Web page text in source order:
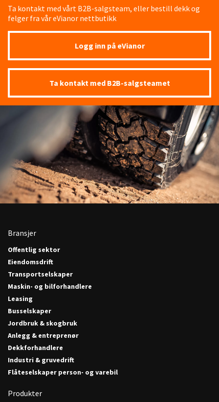
Ta kontakt med vårt B2B-salgsteam, eller bestill dekk og
felger fra vår eVianor nettbutikk
Logg inn på eVianor
Ta kontakt med B2B-salgsteamet
Bransjer
Offentlig sektor
Eiendomsdrift
Transportselskaper
Maskin- og bilforhandlere
Leasing
Busselskaper
Jordbruk & skogbruk
Anlegg & entreprenør
Dekkforhandlere
Industri & gruvedrift
Flåteselskaper person- og varebil
Produkter